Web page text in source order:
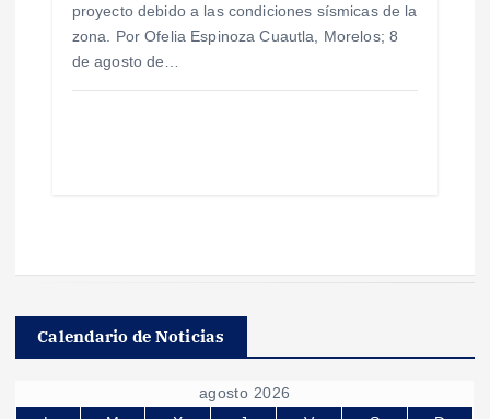
proyecto debido a las condiciones sísmicas de la
zona. Por Ofelia Espinoza Cuautla, Morelos; 8
de agosto de…
Calendario de Noticias
agosto 2026